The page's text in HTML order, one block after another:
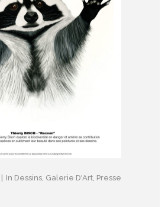
In Dessins, Galerie D'Art, Presse